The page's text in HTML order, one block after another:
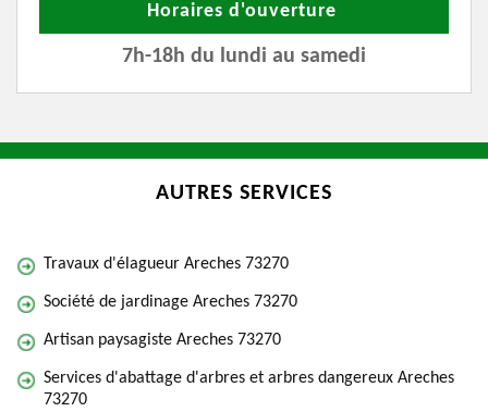
Horaires d'ouverture
7h-18h du lundi au samedi
AUTRES SERVICES
Travaux d'élagueur Areches 73270
Société de jardinage Areches 73270
Artisan paysagiste Areches 73270
Services d'abattage d'arbres et arbres dangereux Areches
73270